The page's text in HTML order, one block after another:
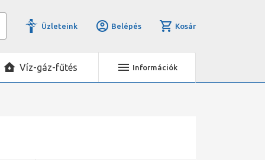
Üzleteink Belépés Kosár
Víz-gáz-fűtés Információk